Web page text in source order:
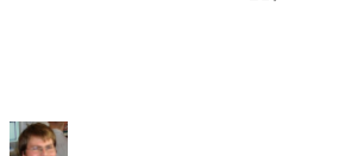
Author